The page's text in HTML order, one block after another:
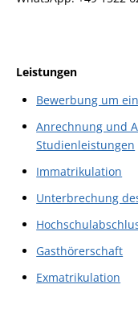
Leistungen
Bewerbung um
Anrechnung und
Studienleistungen
Immatrikulation
Unterbrechung
Gasthörerschaft
Exmatrikulation